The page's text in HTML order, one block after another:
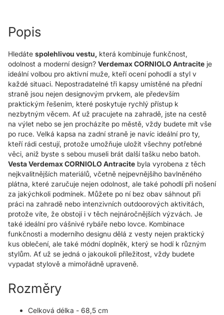
Popis
Hledáte spolehlivou vestu, která kombinuje funkčnost,
odolnost a moderní design? Verdemax CORNIOLO Antracite je
ideální volbou pro aktivní muže, kteří ocení pohodlí a styl v
každé situaci. Nepostradatelné tři kapsy umístěné na přední
straně jsou nejen designovým prvkem, ale především
praktickým řešením, které poskytuje rychlý přístup k
nezbytným věcem. Ať už pracujete na zahradě, jste na cestě
na výlet nebo se jen procházíte po městě, vždy budete mít vše
po ruce. Velká kapsa na zadní straně je navíc ideální pro ty,
kteří rádi cestují, protože umožňuje uložit všechny potřebné
věci, aniž byste s sebou museli brát další tašku nebo batoh.
Vesta Verdemax CORNIOLO Antracite byla vyrobena z těch
nejkvalitnějších materiálů, včetně nejpevnějšího bavlněného
plátna, které zaručuje nejen odolnost, ale také pohodlí při nošení
za jakýchkoli podmínek. Můžete po ní bez obav sáhnout při
práci na zahradě nebo intenzivních outdoorových aktivitách,
protože víte, že obstojí i v těch nejnáročnějších výzvách. Je
také ideální pro vášnivé rybáře nebo lovce. Kombinace
funkčnosti a moderního designu dělá z vesty nejen praktický
kus oblečení, ale také módní doplněk, který se hodí k různým
stylům. Ať už se jedná o jakoukoli příležitost, vždy budete
vypadat stylově a mimořádně upraveně.
Rozměry
Celková délka - 68,5 cm